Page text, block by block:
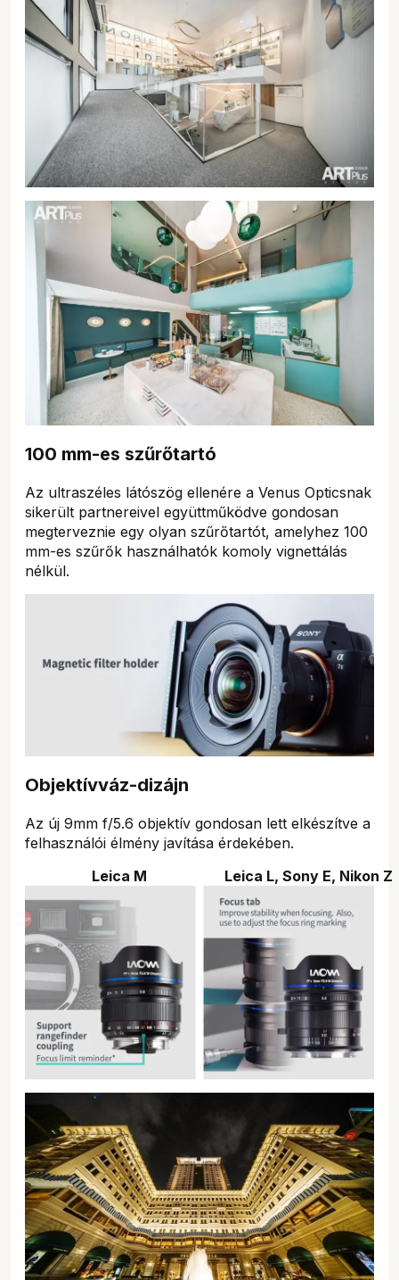
100 mm-es szűrőtartó
Az ultraszéles látószög ellenére a Venus Opticsnak
sikerült partnereivel együttműködve gondosan
megterveznie egy olyan szűrőtartót, amelyhez 100
mm-es szűrők használhatók komoly vignettálás
nélkül.
Objektívváz-dizájn
Az új 9mm f/5.6 objektív gondosan lett elkészítve a
felhasználói élmény javítása érdekében.
Leica M
Leica L, Sony E, Nikon Z